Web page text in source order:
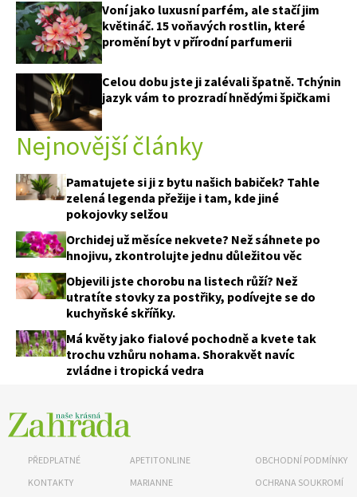
Voní jako luxusní parfém, ale stačí jim
květináč. 15 voňavých rostlin, které
promění byt v přírodní parfumerii
Celou dobu jste ji zalévali špatně. Tchýnin
jazyk vám to prozradí hnědými špičkami
Nejnovější články
Pamatujete si ji z bytu našich babiček? Tahle
zelená legenda přežije i tam, kde jiné
pokojovky selžou
Orchidej už měsíce nekvete? Než sáhnete po
hnojivu, zkontrolujte jednu důležitou věc
Objevili jste chorobu na listech růží? Než
utratíte stovky za postřiky, podívejte se do
kuchyňské skříňky.
Má květy jako fialové pochodně a kvete tak
trochu vzhůru nohama. Shorakvět navíc
zvládne i tropická vedra
PŘEDPLATNÉ
KONTAKTY
APETITONLINE
MARIANNE
OBCHODNÍ PODMÍNKY
OCHRANA SOUKROMÍ